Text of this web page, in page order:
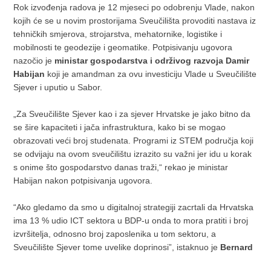
Rok izvođenja radova je 12 mjeseci po odobrenju Vlade, nakon
kojih će se u novim prostorijama Sveučilišta provoditi nastava iz
tehničkih smjerova, strojarstva, mehatornike, logistike i
mobilnosti te geodezije i geomatike. Potpisivanju ugovora
nazočio je ministar gospodarstva i održivog razvoja Damir
Habijan koji je amandman za ovu investiciju Vlade u Sveučilište
Sjever i uputio u Sabor.
„Za Sveučilište Sjever kao i za sjever Hrvatske je jako bitno da
se šire kapaciteti i jača infrastruktura, kako bi se mogao
obrazovati veći broj studenata. Programi iz STEM područja koji
se odvijaju na ovom sveučilištu izrazito su važni jer idu u korak
s onime što gospodarstvo danas traži,“ rekao je ministar
Habijan nakon potpisivanja ugovora.
“Ako gledamo da smo u digitalnoj strategiji zacrtali da Hrvatska
ima 13 % udio ICT sektora u BDP-u onda to mora pratiti i broj
izvršitelja, odnosno broj zaposlenika u tom sektoru, a
Sveučilište Sjever tome uvelike doprinosi”, istaknuo je Bernard